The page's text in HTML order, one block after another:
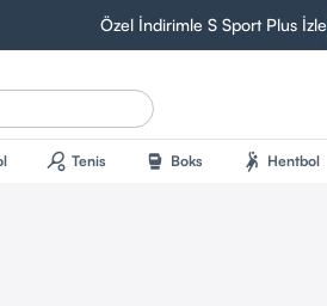
Özel İndirimle S Sport Plus İzle
sports_tennis Tenis sports_mma Boks sports_handball Hentbol